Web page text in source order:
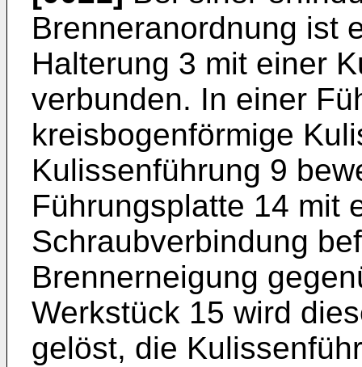
Brenneranordnung ist
Halterung 3 mit einer
verbunden. In einer
kreisbogenförmige
Kulissenführung 9
Führungsplatte 14 mit
Schraubverbindung
Brennerneigung
Werkstück 15 wird
gelöst, die